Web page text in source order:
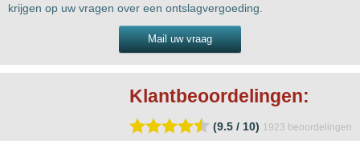
krijgen op uw vragen over een ontslagvergoeding.
Mail uw vraag
Klantbeoordelingen:
(9.5 / 10) 1923 beoordelingen